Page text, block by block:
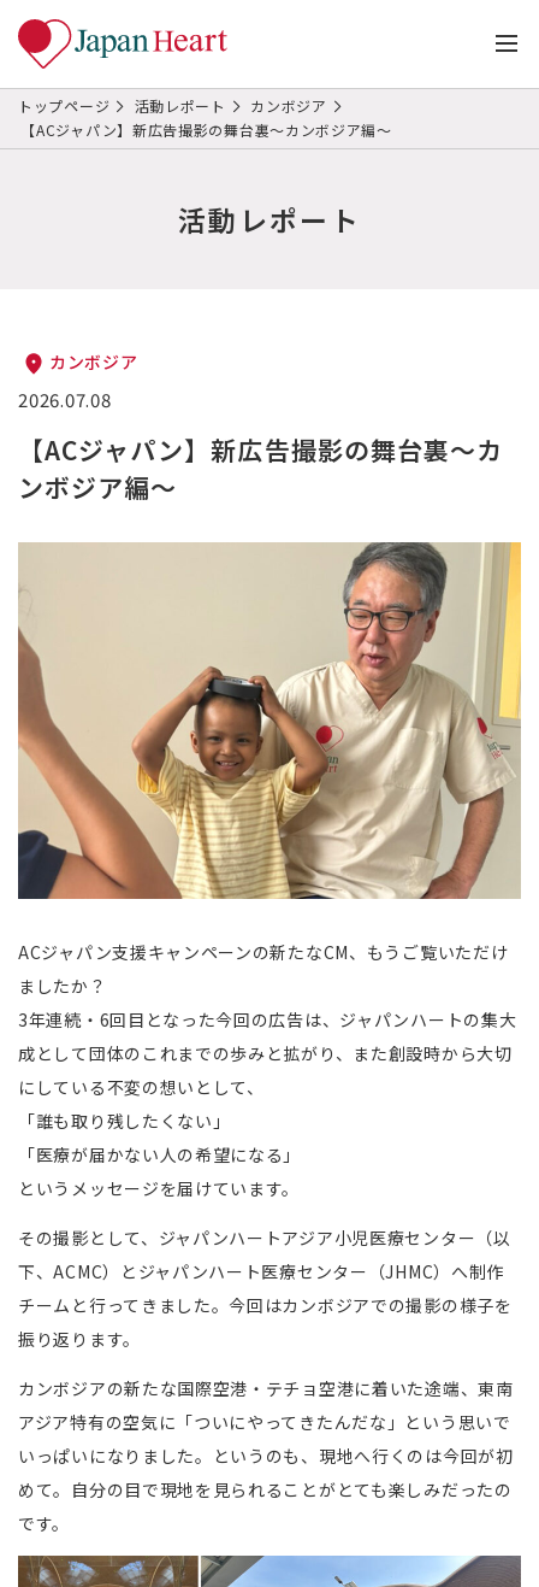
トップページ 活動レポート
カンボジア
【ACジャパン】新広告撮影の舞台裏～カンボジア編～
活動レポート
カンボジア
2026.07.08
【ACジャパン】新広告撮影の舞台裏～カ
ンボジア編～
ACジャパン支援キャンペーンの新たなCM、もうご覧いただけ
ましたか？
3年連続・6回目となった今回の広告は、ジャパンハートの集大
成として団体のこれまでの歩みと拡がり、また創設時から大切
にしている不変の想いとして、
「誰も取り残したくない」
「医療が届かない人の希望になる」
というメッセージを届けています。
その撮影として、ジャパンハートアジア小児医療センター（以
下、ACMC）とジャパンハート医療センター（JHMC）へ制作
チームと行ってきました。今回はカンボジアでの撮影の様子を
振り返ります。
カンボジアの新たな国際空港・テチョ空港に着いた途端、東南
アジア特有の空気に「ついにやってきたんだな」という思いで
いっぱいになりました。というのも、現地へ行くのは今回が初
めて。自分の目で現地を見られることがとても楽しみだったの
です。